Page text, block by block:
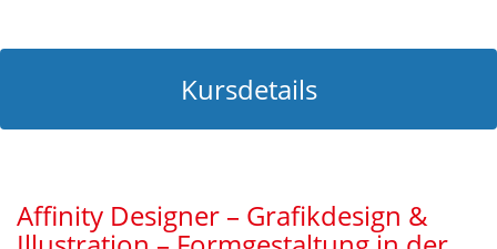
Kursdetails
Affinity Designer – Grafikdesign &